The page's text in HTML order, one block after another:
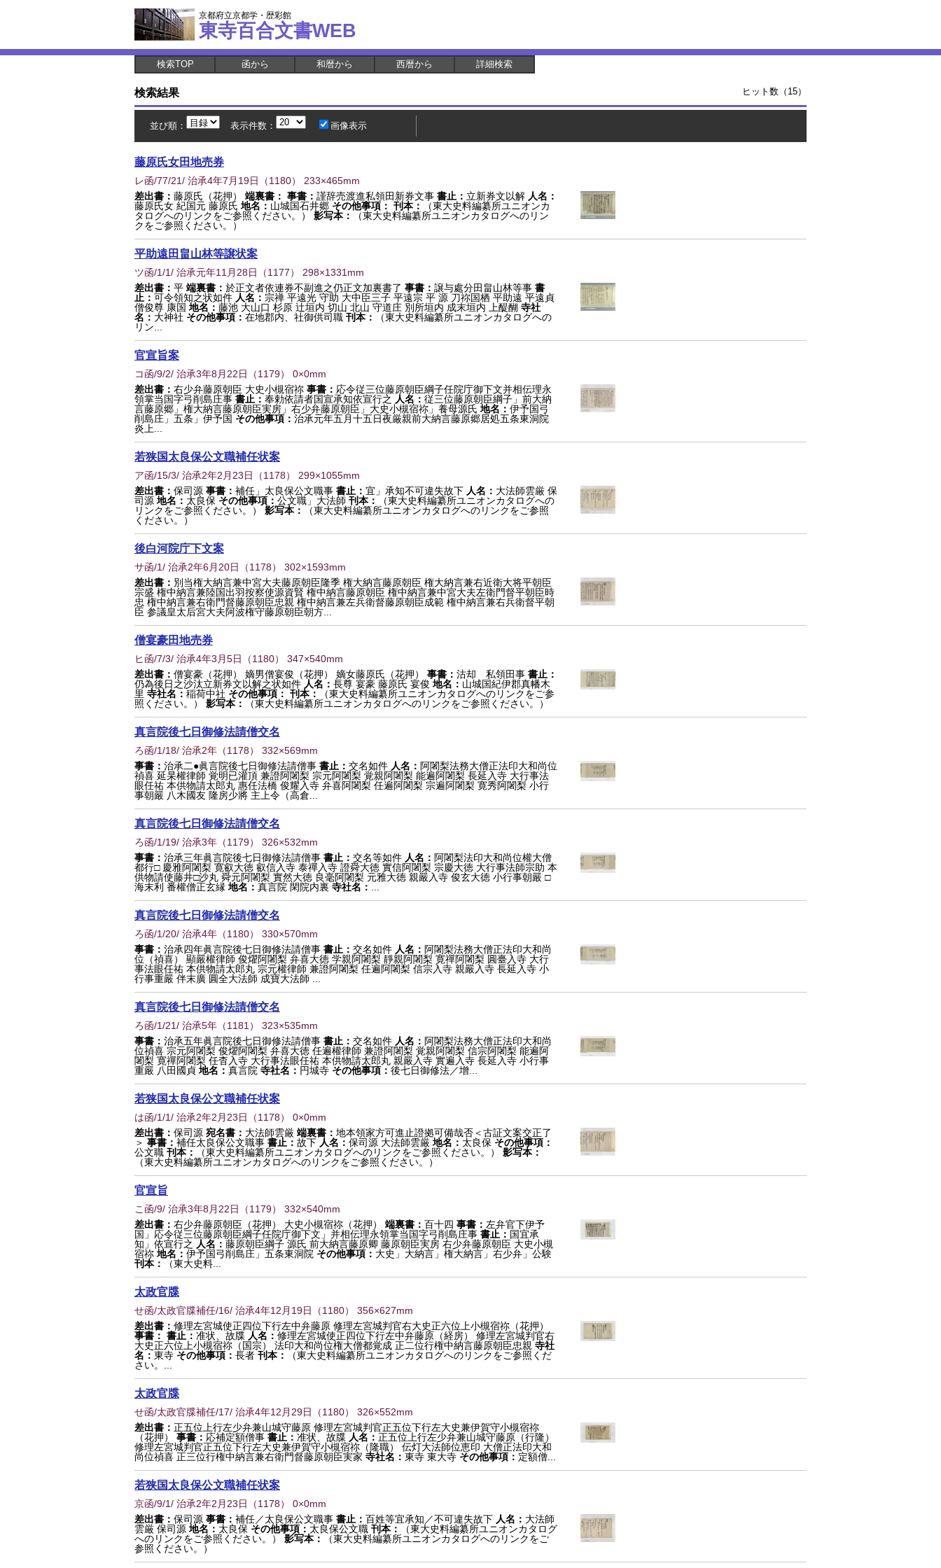
京都府立京都学・歴彩館
東寺百合文書WEB
検索TOP 函から 和暦から 西暦から 詳細検索
検索結果 ヒット数（15）
並び順： 表示件数： 画像表示
藤原氏女田地売券
レ函/77/21/ 治承4年7月19日 （1180） 233×465mm
差出書： 藤原氏（花押） 端裏書： 事書： 謹辞売渡進私領田新券文事 書止： 立新券文以解 人名：
藤原氏女 紀国元 藤原氏 地名： 山城国石井郷 その他事項： 刊本：
（東大史料編纂所ユニオンカ
タログへのリンクをご参照ください。）
影写本：
（東大史料編纂所ユニオンカタログへのリン
クをご参照ください。）
平助遠田畠山林等譲状案
ツ函/1/1/ 治承元年11月28日 （1177） 298×1331mm
差出書： 平 端裏書： 於正文者依連券不副進之仍正文加裏書了 事書： 譲与處分田畠山林等事 書
止： 可令領知之状如件 人名： 宗禅 平遠光 守助 大中臣三子 平遠宗 平 源 刀祢国栖 平助遠 平遠貞
僧俊尊 康国 地名： 藤池 大山口 杉原 辻垣内 切山 北山 守道庄 別所垣内 成末垣内 上醍醐 寺社
名： 大神社 その他事項： 在地郡内、社御供司職 刊本：
（東大史料編纂所ユニオンカタログへの
リン...
官宣旨案
コ函/9/2/ 治承3年8月22日 （1179） 0×0mm
差出書： 右少弁藤原朝臣 大史小槻宿祢 事書： 応令従三位藤原朝臣綱子任院庁御下文并相伝理永
領掌当国字弓削島庄事 書止： 奉勅依請者国宣承知依宣行之 人名： 従三位藤原朝臣綱子」前大納
言藤原郷」権大納言藤原朝臣実房」右少弁藤原朝臣」大史小槻宿祢」養母源氏 地名： 伊予国弓
削島庄」五条」伊予国 その他事項： 治承元年五月十五日夜厳親前大納言藤原郷居処五条東洞院
炎上...
若狭国太良保公文職補任状案
ア函/15/3/ 治承2年2月23日 （1178） 299×1055mm
差出書： 保司源 事書： 補任」太良保公文職事 書止： 宜」承知不可違失故下 人名： 大法師雲厳 保
司源 地名： 太良保 その他事項： 公文職」大法師 刊本：
（東大史料編纂所ユニオンカタログへの
リンクをご参照ください。）
影写本：
（東大史料編纂所ユニオンカタログへのリンクをご参照
ください。）
後白河院庁下文案
サ函/1/ 治承2年6月20日 （1178） 302×1593mm
差出書： 別当権大納言兼中宮大夫藤原朝臣隆季 権大納言藤原朝臣 権大納言兼右近衛大将平朝臣
宗盛 権中納言兼陸国出羽按察使源資賢 権中納言藤原朝臣 権中納言兼中宮大夫左衛門督平朝臣時
忠 権中納言兼右衛門督藤原朝臣忠親 権中納言兼左兵衛督藤原朝臣成範 権中納言兼右兵衛督平朝
臣 参議皇太后宮大夫阿波権守藤原朝臣朝方...
僧宴豪田地売券
ヒ函/7/3/ 治承4年3月5日 （1180） 347×540mm
差出書： 僧宴豪（花押） 嫡男僧宴俊（花押） 嫡女藤原氏（花押） 事書： 沽却 私領田事 書止：
仍為後日之沙汰立新券文以解之状如件 人名： 長尊 宴豪 藤原氏 宴俊 地名： 山城国紀伊郡真幡木
里 寺社名： 稲荷中社 その他事項： 刊本：
（東大史料編纂所ユニオンカタログへのリンクをご参
照ください。）
影写本： （東大史料編纂所ユニオンカタログへのリンクをご参照ください。）
真言院後七日御修法請僧交名
ろ函/1/18/ 治承2年 （1178） 332×569mm
事書： 治承二●眞言院後七日御修法請僧事 書止： 交名如件 人名： 阿闍梨法務大僧正法印大和尚位
禎喜 延杲權律師 覚明已灌頂 兼證阿闍梨 宗元阿闍梨 覚親阿闍梨 能遍阿闍梨 長延入寺 大行事法
眼任祐 本供物請太郎丸 惠任法橋 俊耀入寺 弁喜阿闍梨 任遍阿闍梨 宗遍阿闍梨 寛秀阿闍梨 小行
事朝嚴 八木國友 隆房少將 主上令（高倉...
真言院後七日御修法請僧交名
ろ函/1/19/ 治承3年 （1179） 326×532mm
事書： 治承三年眞言院後七日御修法請僧事 書止： 交名等如件 人名： 阿闍梨法印大和尚位權大僧
都行□ 慶雅阿闍梨 寛叡大徳 叡信入寺 泰禪入寺 證舜大徳 實信阿闍梨 宗慶大徳 大行事法師宗助 本
供物請使藤井□沙丸 舜元阿闍梨 實然大徳 良毫阿闍梨 元雅大徳 親嚴入寺 俊玄大徳 小行事朝嚴 □
海末利 番權僧正玄縁 地名： 真言院 閑院内裏 寺社名：
真言院後七日御修法請僧交名
ろ函/1/20/ 治承4年 （1180） 330×570mm
事書： 治承四年眞言院後七日御修法請僧事 書止： 交名如件 人名： 阿闍梨法務大僧正法印大和尚
位（禎喜） 顯嚴權律師 俊燿阿闍梨 弁喜大徳 学親阿闍梨 靜親阿闍梨 寛禪阿闍梨 圓臺入寺 大行
事法眼任祐 本供物請太郎丸 宗元權律師 兼證阿闍梨 任遍阿闍梨 信宗入寺 親嚴入寺 長延入寺 小
行事重嚴 伴末廣 圓全大法師 成寶大法師 ...
真言院後七日御修法請僧交名
ろ函/1/21/ 治承5年 （1181 ） 323×535mm
事書： 治承五年眞言院後七日御修法請僧事 書止： 交名如件 人名： 阿闍梨法務大僧正法印大和尚
位禎喜 宗元阿闍梨 俊燿阿闍梨 弁喜大徳 任遍權律師 兼證阿闍梨 覚親阿闍梨 信宗阿闍梨 能遍阿
闍梨 寛禪阿闍梨 任杳入寺 大行事法眼任祐 本供物請太郎丸 親嚴入寺 實遍入寺 長延入寺 小行事
重嚴 八田國貞 地名： 真言院 寺社名： 円城寺 その他事項： 後七日御修法／增...
若狭国太良保公文職補任状案
は函/1/1/ 治承2年2月23日 （1178） 0×0mm
差出書： 保司源 宛名書： 大法師雲厳 端裏書： 地本領家方可進止證拠可備哉否＜古証文案交正了
＞ 事書： 補任太良保公文職事 書止： 故下 人名： 保司源 大法師雲厳 地名： 太良保 その他事項：
公文職 刊本： （東大史料編纂所ユニオンカタログへのリンクをご参照ください。）
影写本：
（東大史料編纂所ユニオンカタログへのリンクをご参照ください。）
官宣旨
こ函/9/ 治承3年8月22日 （1179） 332×540mm
差出書： 右少弁藤原朝臣（花押） 大史小槻宿祢（花押） 端裏書： 百十四 事書： 左弁官下伊予
国」応令従三位藤原朝臣綱子任院庁御下文」并相伝理永領掌当国字弓削島庄事 書止： 国宜承
知」依宣行之 人名： 藤原朝臣綱子 源氏 前大納言藤原卿 藤原朝臣実房 右少弁藤原朝臣 大史小槻
宿祢 地名： 伊予国弓削島庄」五条東洞院 その他事項： 大史」大納言」権大納言」右少弁」公験
刊本：
（東大史料...
太政官牒
せ函/太政官牒補任/16/ 治承4年12月19日 （1180） 356×627mm
差出書： 修理左宮城使正四位下行左中弁藤原 修理左宮城判官右大史正六位上小槻宿祢（花押）
事書： 書止： 准状、故牒 人名： 修理左宮城使正四位下行左中弁藤原（経房） 修理左宮城判官右
大史正六位上小槻宿祢（国宗） 法印大和尚位権大僧都覚成 正二位行権中納言藤原朝臣忠親 寺社
名： 東寺 その他事項： 長者 刊本：
（東大史料編纂所ユニオンカタログへのリンクをご参照くだ
さい。...
太政官牒
せ函/太政官牒補任/17/ 治承4年12月29日 （1180） 326×552mm
差出書： 正五位上行左少弁兼山城守藤原 修理左宮城判官正五位下行左大史兼伊賀守小槻宿祢
（花押）
事書： 応補定額僧事 書止： 准状、故牒 人名： 正五位上行左少弁兼山城守藤原（行隆）
修理左宮城判官正五位下行左大史兼伊賀守小槻宿祢（隆職） 伝灯大法師位恵印 大僧正法印大和
尚位禎喜 正三位行権中納言兼右衛門督藤原朝臣実家 寺社名： 東寺 東大寺 その他事項： 定額僧...
若狭国太良保公文職補任状案
京函/9/1/ 治承2年2月23日 （1178） 0×0mm
差出書： 保司源 事書： 補任／太良保公文職事 書止： 百姓等宜承知／不可違失故下 人名： 大法師
雲厳 保司源 地名： 太良保 その他事項： 太良保公文職 刊本：
（東大史料編纂所ユニオンカタログ
へのリンクをご参照ください。）
影写本：
（東大史料編纂所ユニオンカタログへのリンクをご
参照ください。）